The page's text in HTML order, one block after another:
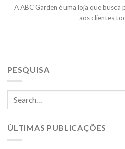
PESQUISA
ÚLTIMAS PUBLICAÇÕES
A ABC Garden é uma loja que busca
aos clientes